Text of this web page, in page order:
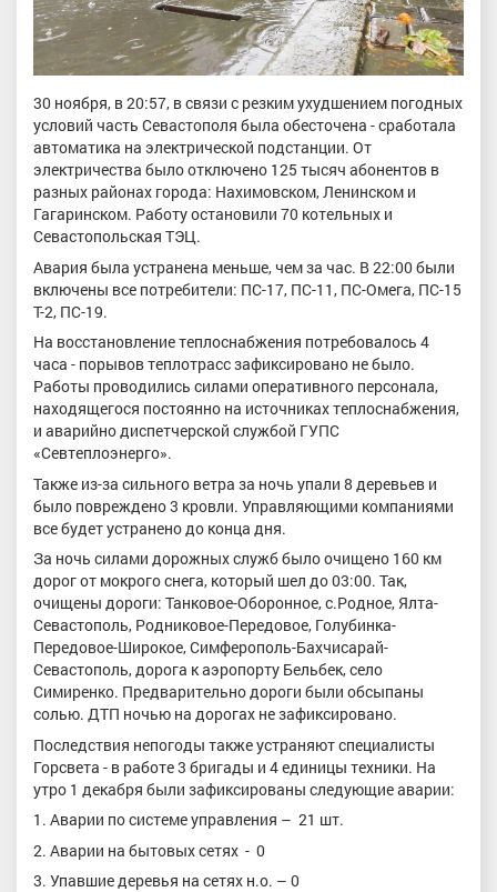
30 ноября, в 20:57, в связи с резким ухудшением погодных
условий часть Севастополя была обесточена - сработала
автоматика на электрической подстанции. От
электричества было отключено 125 тысяч абонентов в
разных районах города: Нахимовском, Ленинском и
Гагаринском. Работу остановили 70 котельных и
Севастопольская ТЭЦ.
Авария была устранена меньше, чем за час. В 22:00 были
включены все потребители: ПС-17, ПС-11, ПС-Омега, ПС-15
Т-2, ПС-19.
На восстановление теплоснабжения потребовалось 4
часа - порывов теплотрасс зафиксировано не было.
Работы проводились силами оперативного персонала,
находящегося постоянно на источниках теплоснабжения,
и аварийно диспетчерской службой ГУПС
«Севтеплоэнерго».
Также из-за сильного ветра за ночь упали 8 деревьев и
было повреждено 3 кровли. Управляющими компаниями
все будет устранено до конца дня.
За ночь силами дорожных служб было очищено 160 км
дорог от мокрого снега, который шел до 03:00. Так,
очищены дороги: Танковое-Оборонное, с.Родное, Ялта-
Севастополь, Родниковое-Передовое, Голубинка-
Передовое-Широкое, Симферополь-Бахчисарай-
Севастополь, дорога к аэропорту Бельбек, село
Симиренко. Предварительно дороги были обсыпаны
солью. ДТП ночью на дорогах не зафиксировано.
Последствия непогоды также устраняют специалисты
Горсвета - в работе 3 бригады и 4 единицы техники. На
утро 1 декабря были зафиксированы следующие аварии:
1. Аварии по системе управления – 21 шт.
2. Аварии на бытовых сетях - 0
3. Упавшие деревья на сетях н.о. – 0